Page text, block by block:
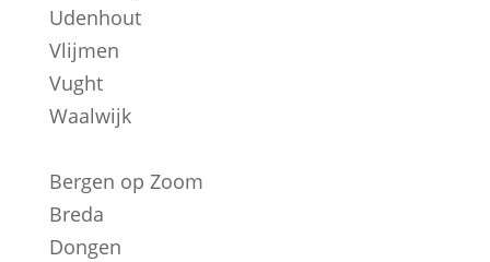
Udenhout
Vlijmen
Vught
Waalwijk
Bergen op Zoom
Breda
Dongen